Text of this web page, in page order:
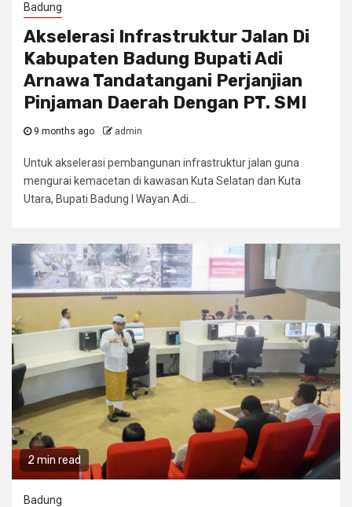
Badung
Akselerasi Infrastruktur Jalan Di
Kabupaten Badung Bupati Adi
Arnawa Tandatangani Perjanjian
Pinjaman Daerah Dengan PT. SMI
9 months ago admin
Untuk akselerasi pembangunan infrastruktur jalan guna
mengurai kemacetan di kawasan Kuta Selatan dan Kuta
Utara, Bupati Badung I Wayan Adi...
2 min read
Badung